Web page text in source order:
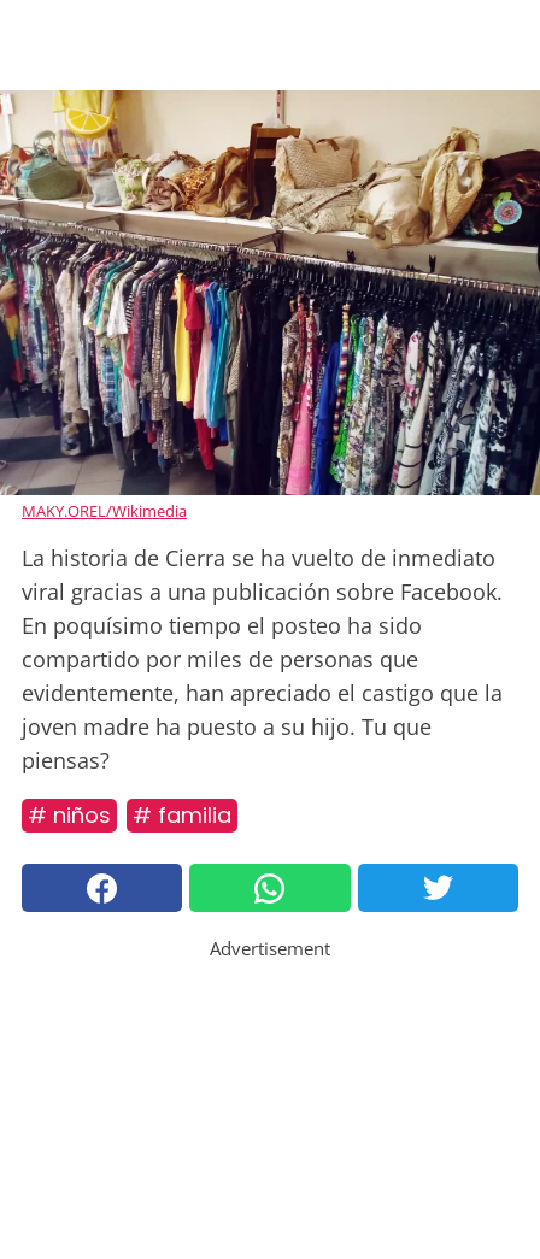
MAKY.OREL/Wikimedia
La historia de Cierra se ha vuelto de inmediato
viral gracias a una publicación sobre Facebook.
En poquísimo tiempo el posteo ha sido
compartido por miles de personas que
evidentemente, han apreciado el castigo que la
joven madre ha puesto a su hijo. Tu que
piensas?
# niños # familia
Advertisement